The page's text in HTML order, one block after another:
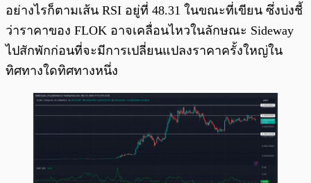
อย่างไรก็ตามเส้น RSI อยู่ที่ 48.31 ในขณะที่เขียน ซึ่งบ่งชี้
ว่าราคาของ FLOK อาจเคลื่อนไหวในลักษณะ Sideway
ไปสักพักก่อนที่จะมีการเปลี่ยนแปลงราคาครั้งใหญ่ใน
ทิศทางใดทิศทางหนึ่ง